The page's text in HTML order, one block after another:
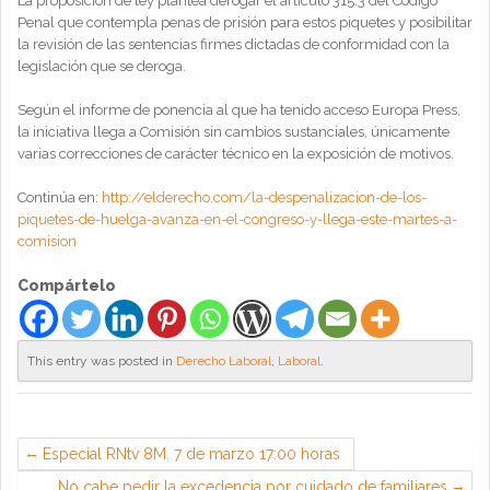
Penal que contempla penas de prisión para estos piquetes y posibilitar
la revisión de las sentencias firmes dictadas de conformidad con la
legislación que se deroga.
Según el informe de ponencia al que ha tenido acceso Europa Press,
la iniciativa llega a Comisión sin cambios sustanciales, únicamente
varias correcciones de carácter técnico en la exposición de motivos.
Continúa en: http://elderecho.com/la-despenalizacion-de-los-
piquetes-de-huelga-avanza-en-el-congreso-y-llega-este-martes-a-
comision
Compártelo
This entry was posted in Derecho Laboral, Laboral.
Especial RNtv 8M. 7 de marzo 17:00 horas